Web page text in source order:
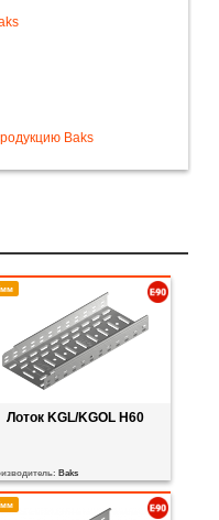
Baks
Лоток KGL/KGOL H60
Baks